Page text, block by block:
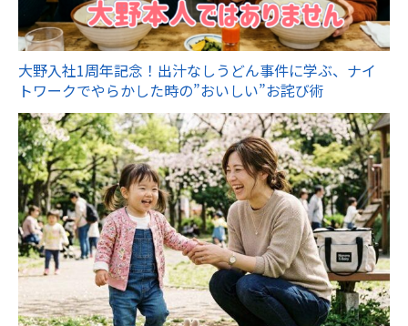
大野入社1周年記念！出汁なしうどん事件に学ぶ、ナイ
トワークでやらかした時の”おいしい”お詫び術